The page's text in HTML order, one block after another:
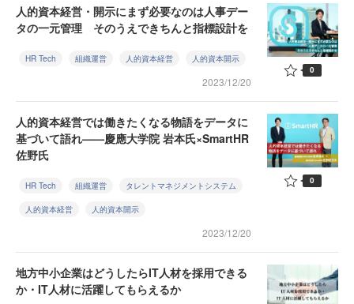
人的資本経営・開示にまず必要なのは人事デー
タの一元管理 そのうえできちんと指標設計を
HR Tech 組織運営 人的資本経営 人的資本開示
2023/12/20
0
人的資本経営では働きたくなる物語をデータに
基づいて語れ——慶應大学院 岩本氏×SmartHR
佐野氏
HR Tech 組織運営 タレントマネジメントシステム
人的資本経営 人的資本開示
2023/12/20
0
地方中小企業はどうしたらIT人材を採用できる
か・IT人材に活躍してもらえるか